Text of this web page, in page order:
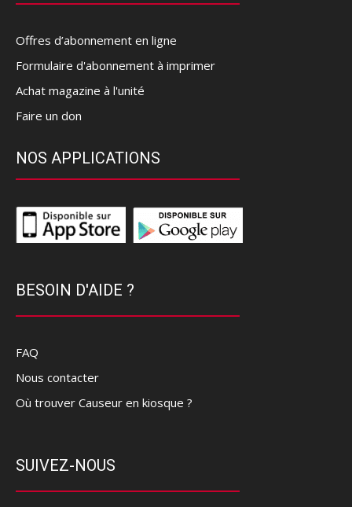
Offres d’abonnement en ligne
Formulaire d'abonnement à imprimer
Achat magazine à l'unité
Faire un don
NOS APPLICATIONS
BESOIN D'AIDE ?
FAQ
Nous contacter
Où trouver Causeur en kiosque ?
SUIVEZ-NOUS